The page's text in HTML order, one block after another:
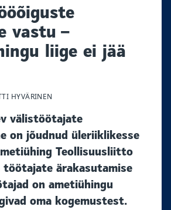
vastu –
liige ei jää
HYVÄRINEN
välistöötajate
on jõudnud üleriiklikesse
Teollisuusliitto
töötajate ärakasutamise
on ametiühingu
oma kogemustest.